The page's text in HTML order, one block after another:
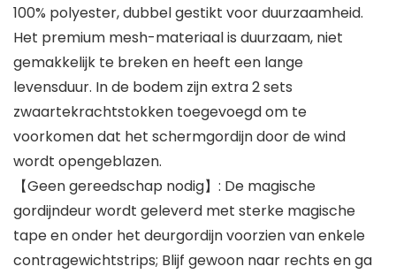
100% polyester, dubbel gestikt voor duurzaamheid.
Het premium mesh-materiaal is duurzaam, niet
gemakkelijk te breken en heeft een lange
levensduur. In de bodem zijn extra 2 sets
zwaartekrachtstokken toegevoegd om te
voorkomen dat het schermgordijn door de wind
wordt opengeblazen.
【Geen gereedschap nodig】: De magische
gordijndeur wordt geleverd met sterke magische
tape en onder het deurgordijn voorzien van enkele
contragewichtstrips; Blijf gewoon naar rechts en ga